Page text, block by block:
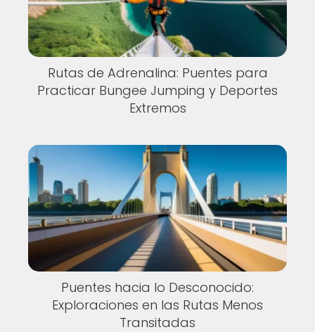
Rutas de Adrenalina: Puentes para
Practicar Bungee Jumping y Deportes
Extremos
Puentes hacia lo Desconocido:
Exploraciones en las Rutas Menos
Transitadas